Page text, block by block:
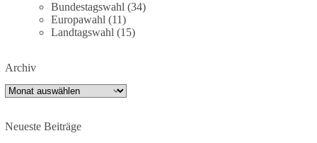
#Demokratie #Vertrauen
DieBasis
🕊 Wir wollen den Krieg mit Russland nicht!
Bundestagswahl (34)
Europawahl (11)
Landtagswahl (15)
Archiv
Archiv
Neueste Beiträge